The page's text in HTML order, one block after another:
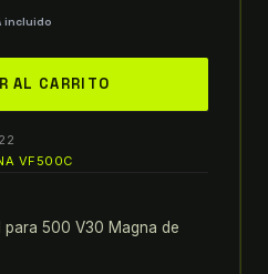
incluido
AL CARRITO
VF500C
para 500 V30 Magna de